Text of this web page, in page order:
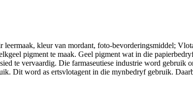
leermaak, kleur van mordant, foto-bevorderingsmiddel;
pigment te maak. Geel pigment wat in die
te vervaardig. Die farmaseutiese industrie word
Dit word as ertsvlotagent in die mynbedryf gebruik.